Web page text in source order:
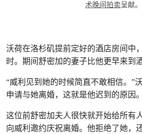
术晚间拍卖呈献。
沃荷在洛杉矶提前定好的酒店房间中
时。期间舒密加的妻子比他更早来到酒
“威利见到她的时候简直不敢相信。”
申请与她离婚，这就是他迟到的原因
这位前舒密加夫人很快就开始给所有
向威利邀约庆祝离婚。他拒绝了她，